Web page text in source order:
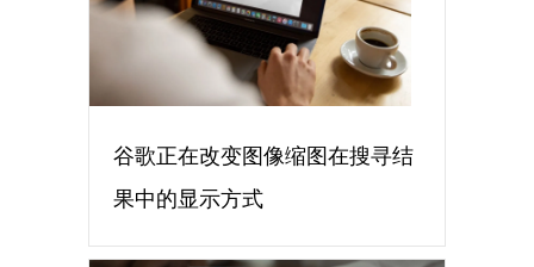
谷歌正在改变图像缩图在搜寻结
果中的显示方式